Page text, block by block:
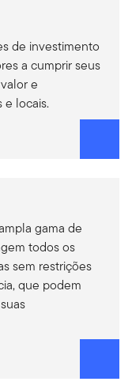
de investimento
a cumprir seus
e
e locais.
gama de
todos os
sem restrições
que podem